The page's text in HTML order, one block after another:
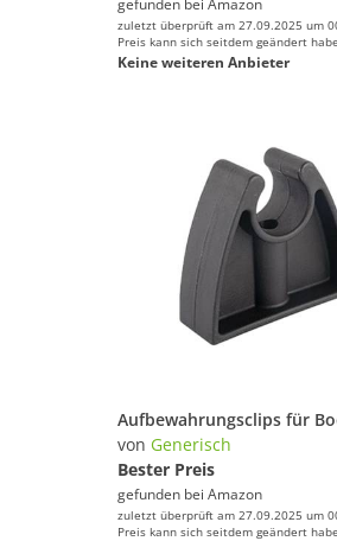
gefunden bei Amazon
zuletzt überprüft am 27.09.2025 um
Preis kann sich seitdem geändert
Keine weiteren Anbieter
von Generisch
Bester Preis
gefunden bei Amazon
zuletzt überprüft am 27.09.2025 um
Preis kann sich seitdem geändert